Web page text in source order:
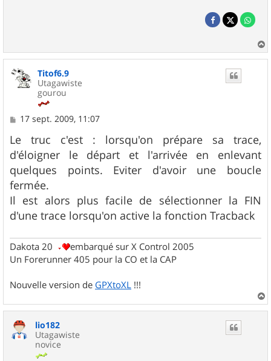
a
Titof6.9
Utagawiste
gourou
M
s
s
a
g
e
17 sept. 2009, 11:07
Le truc c'est : lorsqu'on prépare sa trace,
d'éloigner le départ et l'arrivée en enlevant
quelques points. Eviter d'avoir une boucle
fermée.
Il est alors plus facile de sélectionner la FIN
d'une trace lorsqu'on active la fonction Tracback
Dakota 20
embarqué sur X Control 2005
Un Forerunner 405 pour la CO et la CAP
Nouvelle version de GPXtoXL !!!
a
lio182
Utagawiste
novice